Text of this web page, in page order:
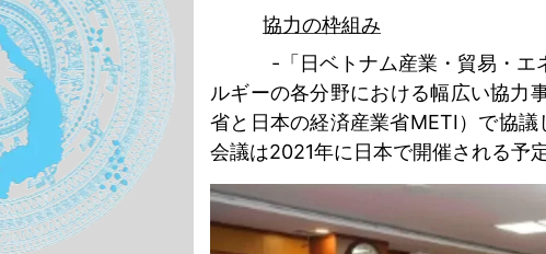
協力の枠組み
- 「日ベトナム産業・貿易・
ルギーの各分野における幅広い協力
省と日本の経済産業省METI）で協
会議は2021年に日本で開催される予定